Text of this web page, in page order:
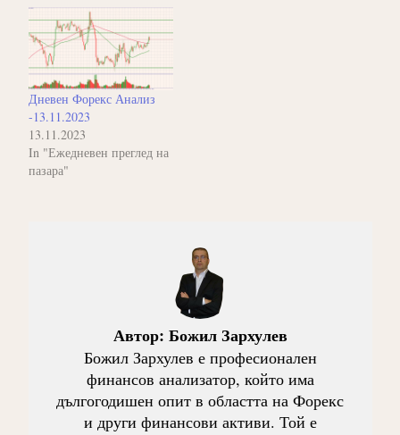
Дневен Форекс Анализ
-13.11.2023
13.11.2023
In "Ежедневен преглед на
пазара"
Автор: Божил Зархулев
Божил Зархулев е професионален
финансов анализатор, който има
дългогодишен опит в областта на Форекс
и други финансови активи. Той е